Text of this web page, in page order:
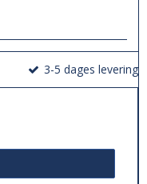
3-5 dages levering